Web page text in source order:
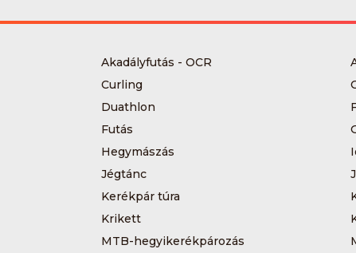
Akadályfutás - OCR
Curling
Duathlon
Futás
Hegymászás
Jégtánc
Kerékpár túra
Krikett
MTB-hegyikerékpározás